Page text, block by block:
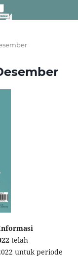
telah
untuk periode